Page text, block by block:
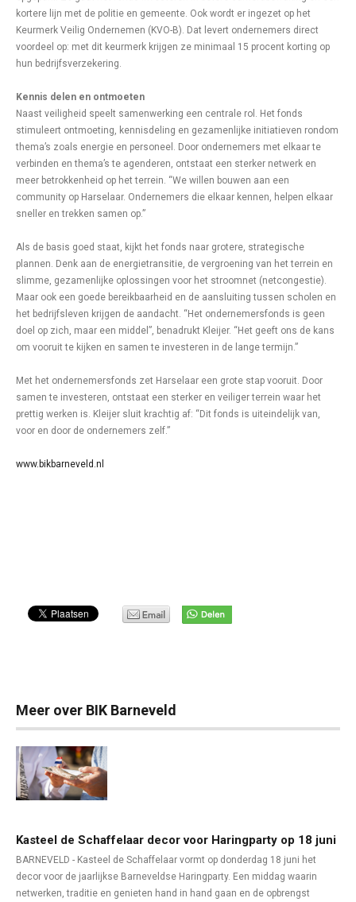
kortere lijn met de politie en gemeente. Ook wordt er ingezet op het
Keurmerk Veilig Ondernemen (KVO-B). Dat levert ondernemers direct
voordeel op: met dit keurmerk krijgen ze minimaal 15 procent korting op
hun bedrijfsverzekering.
Kennis delen en ontmoeten
Naast veiligheid speelt samenwerking een centrale rol. Het fonds
stimuleert ontmoeting, kennisdeling en gezamenlijke initiatieven rondom
thema’s zoals energie en personeel. Door ondernemers met elkaar te
verbinden en thema’s te agenderen, ontstaat een sterker netwerk en
meer betrokkenheid op het terrein. “We willen bouwen aan een
community op Harselaar. Ondernemers die elkaar kennen, helpen elkaar
sneller en trekken samen op.”
Als de basis goed staat, kijkt het fonds naar grotere, strategische
plannen. Denk aan de energietransitie, de vergroening van het terrein en
slimme, gezamenlijke oplossingen voor het stroomnet (netcongestie).
Maar ook een goede bereikbaarheid en de aansluiting tussen scholen en
het bedrijfsleven krijgen de aandacht. “Het ondernemersfonds is geen
doel op zich, maar een middel”, benadrukt Kleijer. “Het geeft ons de kans
om vooruit te kijken en samen te investeren in de lange termijn.”
Met het ondernemersfonds zet Harselaar een grote stap vooruit. Door
samen te investeren, ontstaat een sterker en veiliger terrein waar het
prettig werken is. Kleijer sluit krachtig af: “Dit fonds is uiteindelijk van,
voor en door de ondernemers zelf.”
www.bikbarneveld.nl
Meer over BIK Barneveld
Kasteel de Schaffelaar decor voor Haringparty op 18 juni
BARNEVELD - Kasteel de Schaffelaar vormt op donderdag 18 juni het
decor voor de jaarlijkse Barneveldse Haringparty. Een middag waarin
netwerken, traditie en genieten hand in hand gaan en de opbrengst